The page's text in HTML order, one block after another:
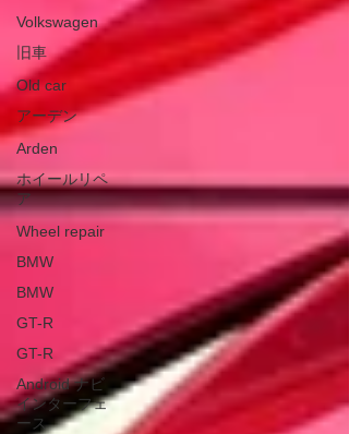
Volkswagen
旧車
Old car
アーデン
Arden
ホイールリペ
ア
Wheel repair
BMW
BMW
GT-R
GT-R
Android ナビ
インターフェ
ース